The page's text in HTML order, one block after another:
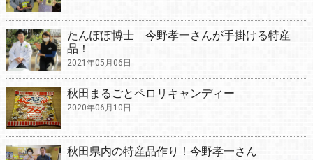
たんぽぽ博士 今野孝一さんが手掛ける特産
品！
2021年05月06日
秋田まるごとペロリキャンディー
2020年06月10日
秋田県内の特産品作り！今野孝一さん